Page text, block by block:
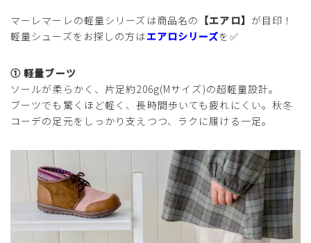
マーレマーレの軽量シリーズは商品名の 【エアロ】 が目印！
軽量シューズをお探しの方はエアロシリーズを✅
① 軽量ブーツ
ソールが柔らかく、片足約206g(Mサイズ)の超軽量設計。
ブーツでも驚くほど軽く、長時間歩いても疲れにくい。秋冬
コーデの足元をしっかり支えつつ、ラクに履ける一足。